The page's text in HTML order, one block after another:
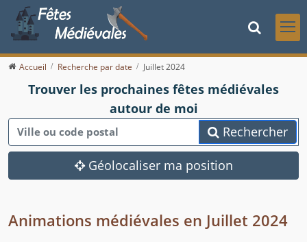
Accueil Recherche par date Juillet 2024
Trouver les prochaines fêtes médiévales
autour de moi
Rechercher
Géolocaliser ma position
Animations médiévales en Juillet 2024